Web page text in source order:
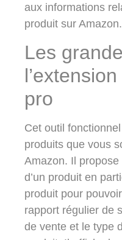
aux informations
produit sur Amazon.
Les
pro
Cet outil
produits que vous
Amazon. Il
d’un produit en
produit pour
rapport régulier de
de vente et le type